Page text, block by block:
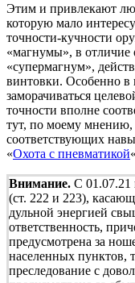
Этим и привлекают
которую мало
точности-кучности
«магнумы», в отличие
«супермагнум»,
винтовки. Особенно в
заморачиваться
точности вполне
тут, по моему мнению,
соответствующих
«Охота с пневматикой
Внимание. С 01.07.21
(ст. 222 и 223),
дульной энергией
ответственность,
предусмотрена за
населенных пунктов,
преследование с